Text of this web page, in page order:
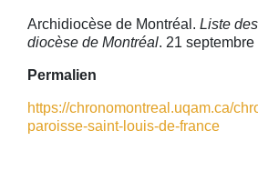
Archidiocèse de Montréal. Liste
diocèse de Montréal. 21 septembre
Permalien
https://chronomontreal.uqam.ca/
paroisse-saint-louis-de-france